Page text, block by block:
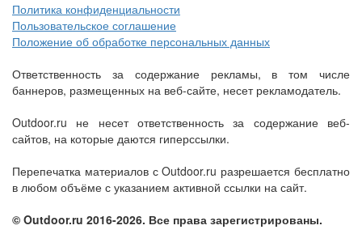
Политика конфиденциальности
Пользовательское соглашение
Положение об обработке персональных данных
Ответственность за содержание рекламы, в том числе
баннеров, размещенных на веб-сайте, несет рекламодатель.
Outdoor.ru не несет ответственность за содержание веб-
сайтов, на которые даются гиперссылки.
Перепечатка материалов с Outdoor.ru разрешается бесплатно
в любом объёме с указанием активной ссылки на сайт.
© Outdoor.ru 2016-2026. Все права зарегистрированы.